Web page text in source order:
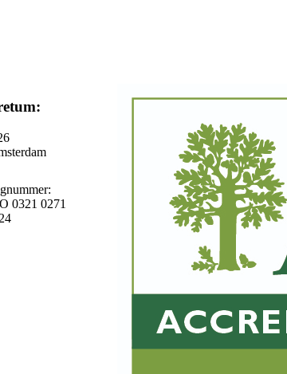
0321 0271
24